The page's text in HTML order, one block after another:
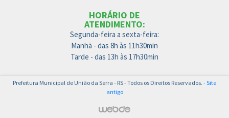
HORÁRIO DE
ATENDIMENTO:
Segunda-feira a sexta-feira:
Manhã - das 8h às 11h30min
Tarde - das 13h às 17h30min
Prefeitura Municipal de União da Serra - RS - Todos os Direitos Reservados. - Site
antigo